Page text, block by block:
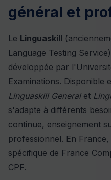
général et
Le Linguaskill
Language Testing
développée par
Examinations.
Linguaskill Generalet
s'adapte à différents
continue, enseignement
professionnel. En
spécifique de France
CPF.